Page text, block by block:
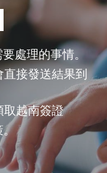
處理的事情。
接發送結果到
取越南簽證
。